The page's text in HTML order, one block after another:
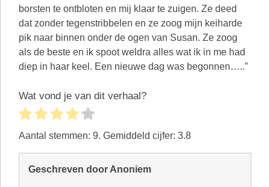
borsten te ontbloten en mij klaar te zuigen. Ze deed
dat zonder tegenstribbelen en ze zoog mijn keiharde
pik naar binnen onder de ogen van Susan. Ze zoog
als de beste en ik spoot weldra alles wat ik in me had
diep in haar keel. Een nieuwe dag was begonnen…..”
Wat vond je van dit verhaal?
Aantal stemmen: 9. Gemiddeld cijfer: 3.8
Geschreven door Anoniem